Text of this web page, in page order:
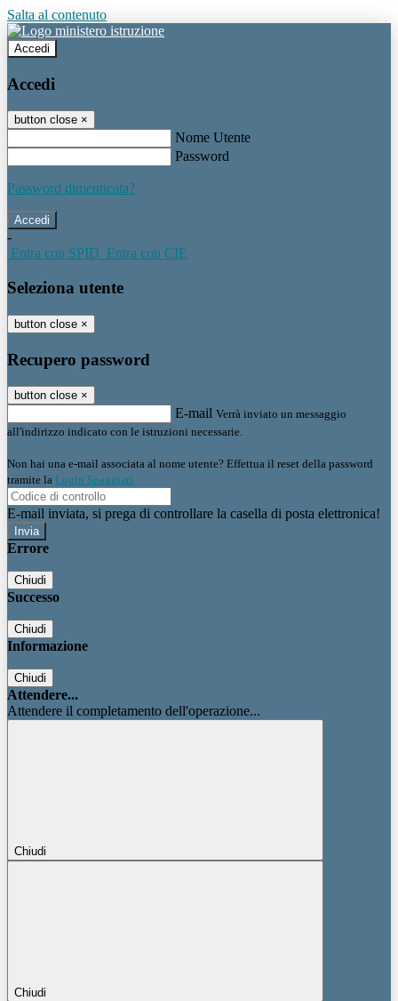
Salta al contenuto
Accedi
Accedi
button close ×
Nome Utente
Password
Password dimenticata?
-
Entra con SPID Entra con CIE
Seleziona utente
button close ×
Recupero password
button close ×
E-mail Verrà inviato un messaggio
all'indirizzo indicato con le istruzioni necessarie.
Non hai una e-mail associata al nome utente? Effettua il reset della password
tramite la Login Spaggiari
E-mail inviata, si prega di controllare la casella di posta elettronica!
Errore
Chiudi
Successo
Chiudi
Informazione
Chiudi
Attendere...
Attendere il completamento dell'operazione...
Chiudi
Chiudi